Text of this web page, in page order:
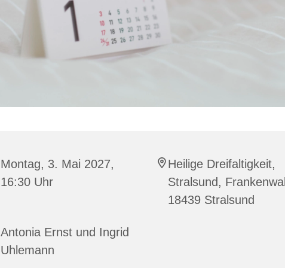
Montag, 3. Mai 2027,
16:30 Uhr
Heilige Dreifaltigkeit,
Stralsund,
18439 Stralsund
Antonia Ernst und Ingrid
Uhlemann